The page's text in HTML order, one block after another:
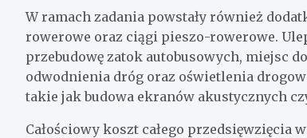
W ramach zadania powstały również
rowerowe oraz ciągi pieszo-rowerowe.
przebudowę zatok autobusowych, miejsc
odwodnienia dróg oraz oświetlenia
takie jak budowa ekranów akustycznych
Całościowy koszt całego przedsięwzięcia